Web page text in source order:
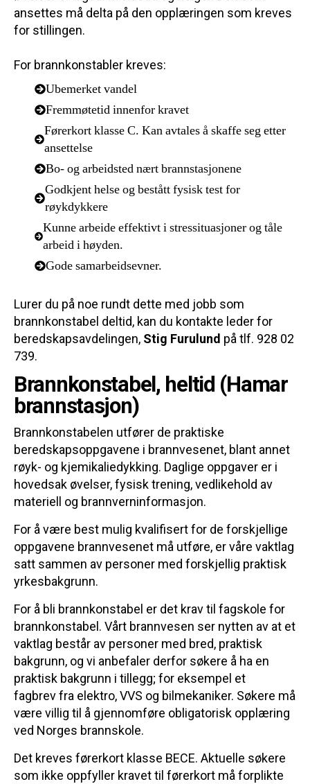
ansettes må delta på den opplæringen som kreves
for stillingen.
For brannkonstabler kreves:
Ubemerket vandel
Fremmøtetid innenfor kravet
Førerkort klasse C. Kan avtales å skaffe seg etter
ansettelse
Bo- og arbeidsted nært brannstasjonene
Godkjent helse og bestått fysisk test for
røykdykkere
Kunne arbeide effektivt i stressituasjoner og tåle
arbeid i høyden.
Gode samarbeidsevner.
Lurer du på noe rundt dette med jobb som
brannkonstabel deltid, kan du kontakte leder for
beredskapsavdelingen, Stig Furulund på tlf. 928 02
739.
Brannkonstabel, heltid (Hamar
brannstasjon)
Brannkonstabelen utfører de praktiske
beredskapsoppgavene i brannvesenet, blant annet
røyk- og kjemikaliedykking. Daglige oppgaver er i
hovedsak øvelser, fysisk trening, vedlikehold av
materiell og brannverninformasjon.
For å være best mulig kvalifisert for de forskjellige
oppgavene brannvesenet må utføre, er våre vaktlag
satt sammen av personer med forskjellig praktisk
yrkesbakgrunn.
For å bli brannkonstabel er det krav til fagskole for
brannkonstabel. Vårt brannvesen ser nytten av at et
vaktlag består av personer med bred, praktisk
bakgrunn, og vi anbefaler derfor søkere å ha en
praktisk bakgrunn i tillegg; for eksempel et
fagbrev fra elektro, VVS og bilmekaniker. Søkere må
være villig til å gjennomføre obligatorisk opplæring
ved Norges brannskole.
Det kreves førerkort klasse BECE. Aktuelle søkere
som ikke oppfyller kravet til førerkort må forplikte